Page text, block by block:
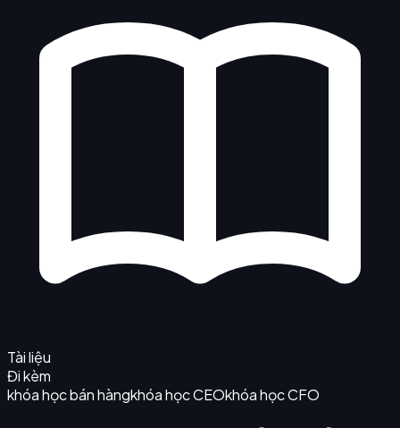
Tài liệu
Đi kèm
khóa học bán hàngkhóa học CEOkhóa học CFO